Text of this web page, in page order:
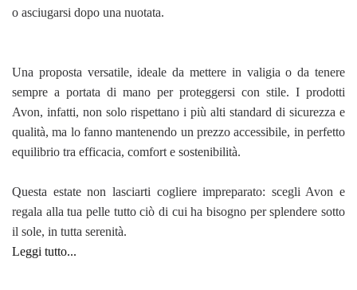
o asciugarsi dopo una nuotata.
Una proposta versatile, ideale da mettere in valigia o da tenere
sempre a portata di mano per proteggersi con stile. I prodotti
Avon, infatti, non solo rispettano i più alti standard di sicurezza e
qualità, ma lo fanno mantenendo un prezzo accessibile, in perfetto
equilibrio tra efficacia, comfort e sostenibilità.
Questa estate non lasciarti cogliere impreparato: scegli Avon e
regala alla tua pelle tutto ciò di cui ha bisogno per splendere sotto
il sole, in tutta serenità.
Leggi tutto...